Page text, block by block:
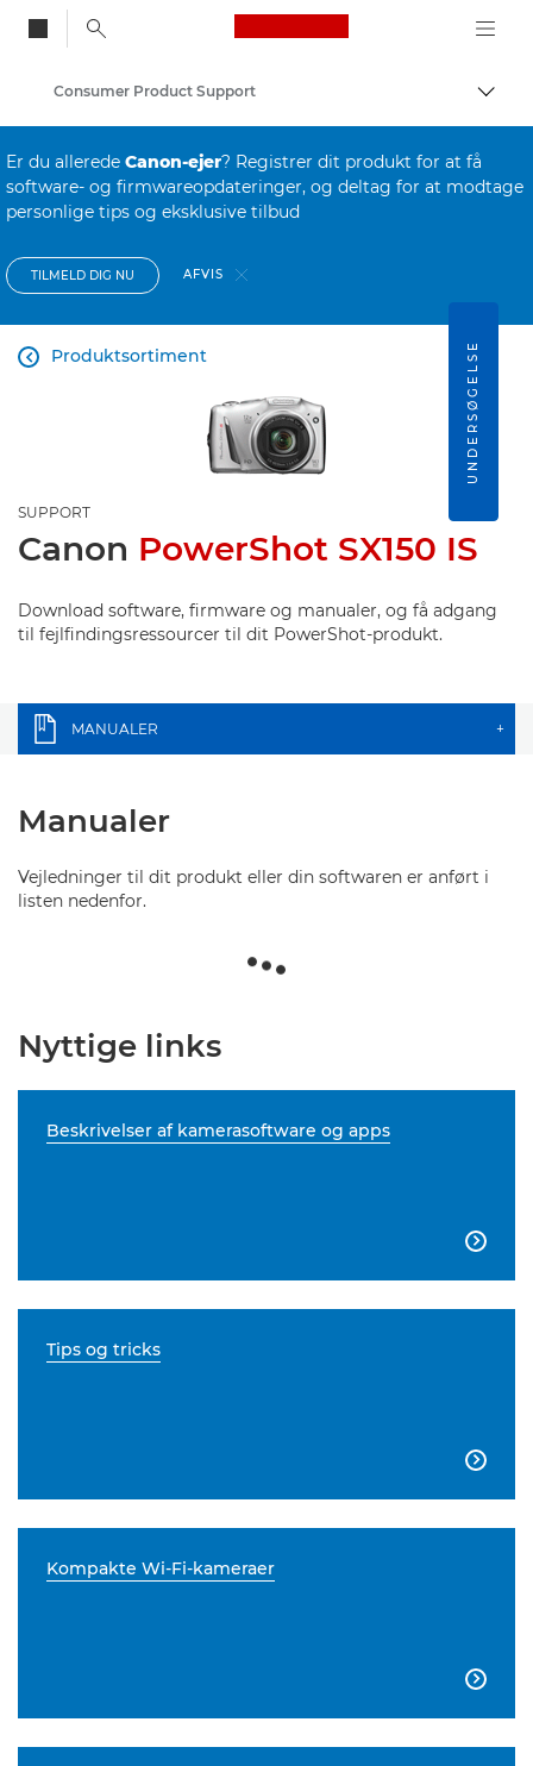
Canon Logo, back
Skift
Consumer Product Support
Er du allerede Canon-ejer? Registrer dit produkt for at få
software- og firmwareopdateringer, og deltag for at modtage
personlige tips og eksklusive tilbud
TILMELD DIG NU AFVIS
Produktsortiment

SUPPORT
Canon PowerShot SX150 IS
Download software, firmware og manualer, og få adgang
til fejlfindingsressourcer til dit PowerShot-produkt.
MANUALER +
Manualer
Vejledninger til dit produkt eller din softwaren er anført i
listen nedenfor.
Nyttige links
Beskrivelser af kamerasoftware og apps

Tips og tricks

Kompakte Wi-Fi-kameraer

UNDERSØGELSE